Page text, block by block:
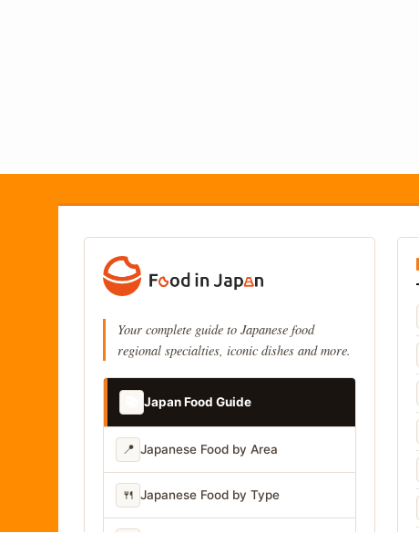
Your complete guide to Japanese food
regional specialties, iconic dishes and more.
Japan Food Guide
📍 Japanese Food by Area
🍴 Japanese Food by Type